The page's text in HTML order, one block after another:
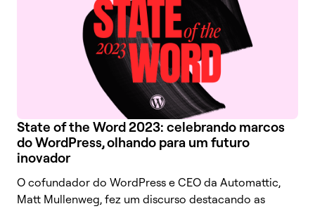
State of the Word 2023: celebrando marcos
do WordPress, olhando para um futuro
inovador
O cofundador do WordPress e CEO da Automattic,
Matt Mullenweg, fez um discurso destacando as